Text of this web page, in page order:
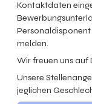
Kontaktdaten
melden.
Wir freuen uns auf
Unsere
jeglichen